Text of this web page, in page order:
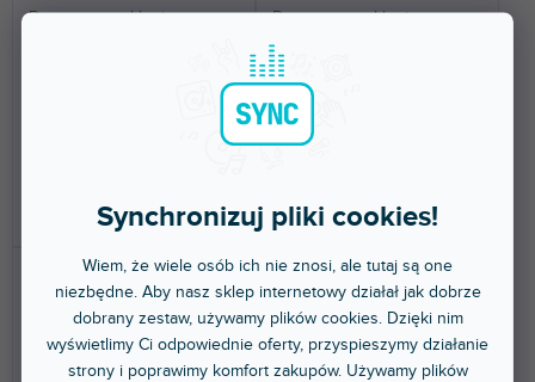
Synchronizuj pliki cookies!
Wiem, że wiele osób ich nie znosi, ale tutaj są one
niezbędne. Aby nasz sklep internetowy działał jak dobrze
dobrany zestaw, używamy plików cookies. Dzięki nim
wyświetlimy Ci odpowiednie oferty, przyspieszymy działanie
strony i poprawimy komfort zakupów. Używamy plików
Dostępny w sklepie
DO KOSZYKA
Dostępny w sklepie
DO KOSZYKA
Flightcase seria
przetransportuje i przechowa
Twój sprzęt zawsze w
całkowitym...